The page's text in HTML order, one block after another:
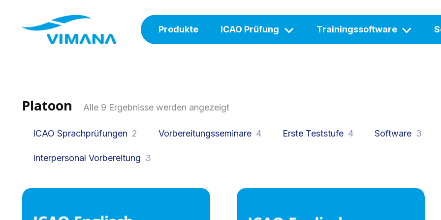
Produkte ICAO Prüfung Trainingssoftware
Platoon Alle 9 Ergebnisse werden angezeigt
ICAO Sprachprüfungen 2 Vorbereitungsseminare 4 Erste Teststufe 4 Software 3
Interpersonal Vorbereitung 3